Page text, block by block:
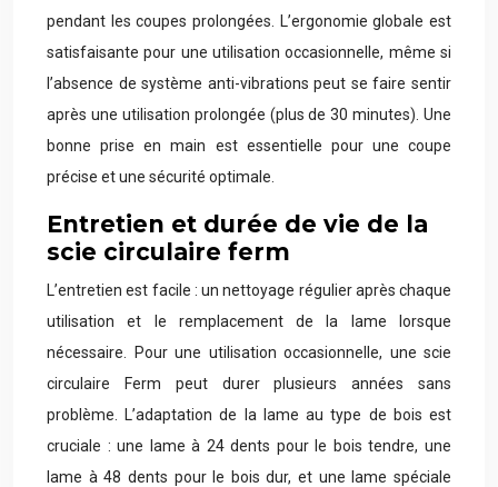
pendant les coupes prolongées. L’ergonomie globale est
satisfaisante pour une utilisation occasionnelle, même si
l’absence de système anti-vibrations peut se faire sentir
après une utilisation prolongée (plus de 30 minutes). Une
bonne prise en main est essentielle pour une coupe
précise et une sécurité optimale.
Entretien et durée de vie de la
scie circulaire ferm
L’entretien est facile : un nettoyage régulier après chaque
utilisation et le remplacement de la lame lorsque
nécessaire. Pour une utilisation occasionnelle, une scie
circulaire Ferm peut durer plusieurs années sans
problème. L’adaptation de la lame au type de bois est
cruciale : une lame à 24 dents pour le bois tendre, une
lame à 48 dents pour le bois dur, et une lame spéciale